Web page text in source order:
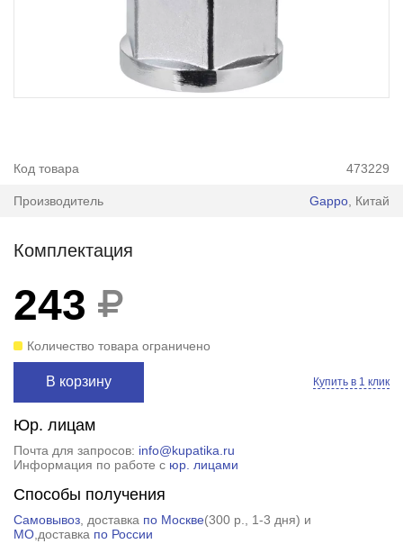
Код товара 473229
Производитель Gappo , Китай
Комплектация
243
Количество товара ограничено
В корзину Купить в 1 клик
Юр. лицам
Почта для запросов: info@kupatika.ru
Информация по работе с юр. лицами
Способы получения
Самовывоз, доставка по Москве(300 р.
, 1-3 дня) и
МО,доставка по России